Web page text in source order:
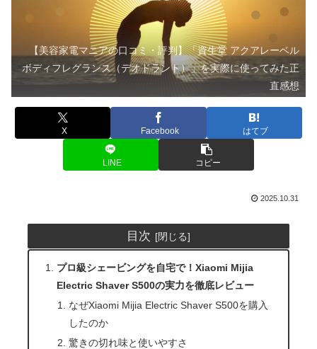
【美容家電マニアの口コミ・評判】「資生堂 アクアレーベル
ボディフレグランス（デオドラント）」を実際に使ってみた正
直感想
X Facebook はてブ
LINE コピー
2025.10.31
目次
プロ級シェービングを自宅で！Xiaomi Mijia
Electric Shaver S500の実力を徹底レビュー
なぜXiaomi Mijia Electric Shaver S500を購入
したのか
驚きの切れ味と使いやすさ